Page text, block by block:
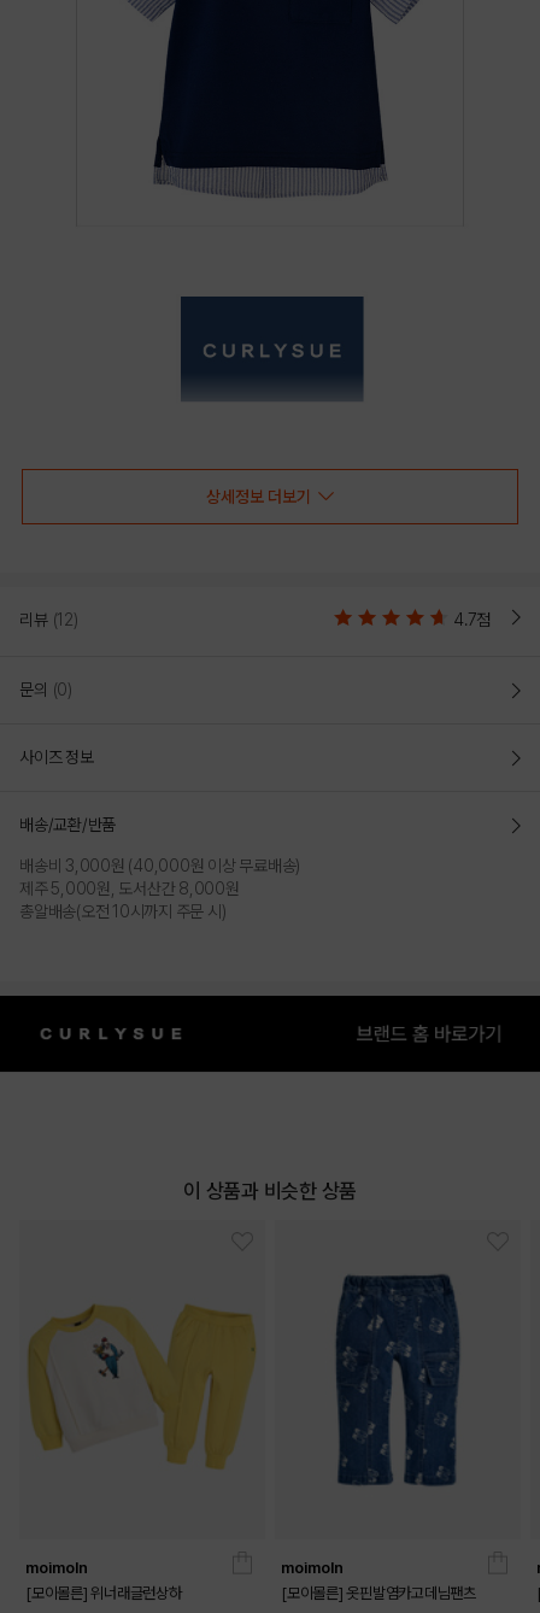
상세정보 더보기
리뷰 (12) 4.7점
문의 (0)
사이즈 정보
배송/교환/반품
배송비 3,000원 (40,000원 이상 무료배송)
제주 5,000원, 도서산간 8,000원
총알배송(오전 10시까지 주문 시)
이 상품과 비슷한 상품
moimoln
[모이몰른] 위너래글런상하
moimoln
[모이몰른] 옷핀발염카고데님팬츠